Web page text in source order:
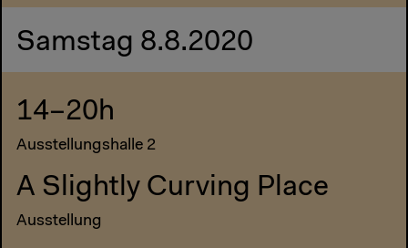
Samstag 8.8.2020
14–20h
Ausstellungshalle 2
A Slightly Curving Place
Ausstellung